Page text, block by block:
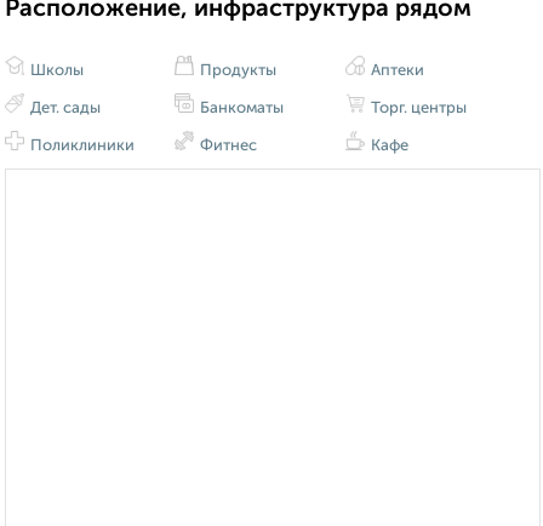
Расположение, инфраструктура рядом
Школы
Дет. сады
Поликлиники
Продукты
Банкоматы
Фитнес
Аптеки
Торг. центры
Кафе